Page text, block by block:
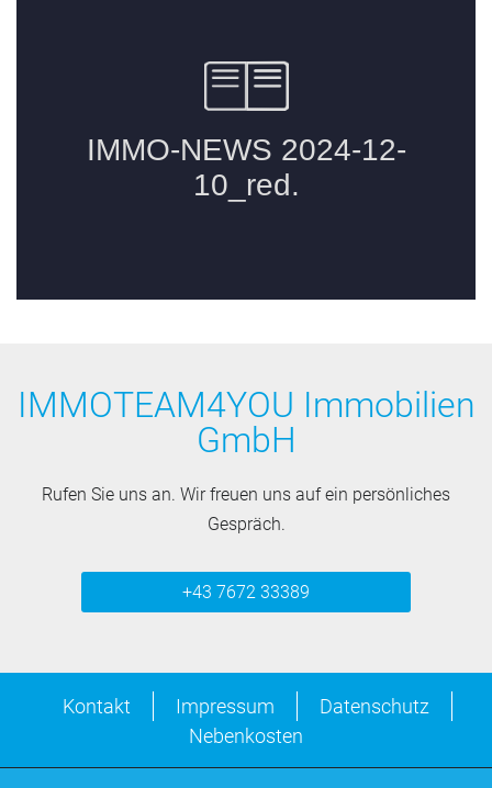
IMMOTEAM4YOU Immobilien
GmbH
Rufen Sie uns an. Wir freuen uns auf ein persönliches
Gespräch.
+43 7672 33389
Kontakt Impressum
Datenschutz
Nebenkosten